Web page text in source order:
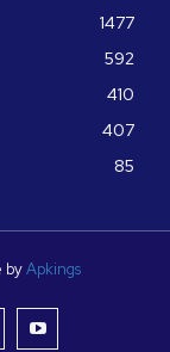
1477
592
410
407
85
byApkings